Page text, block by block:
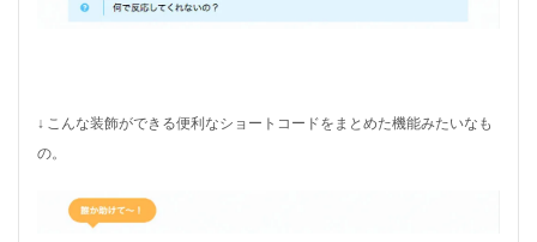
↓ こんな装飾ができる便利なショートコードをまとめた機能みたいなも
の。